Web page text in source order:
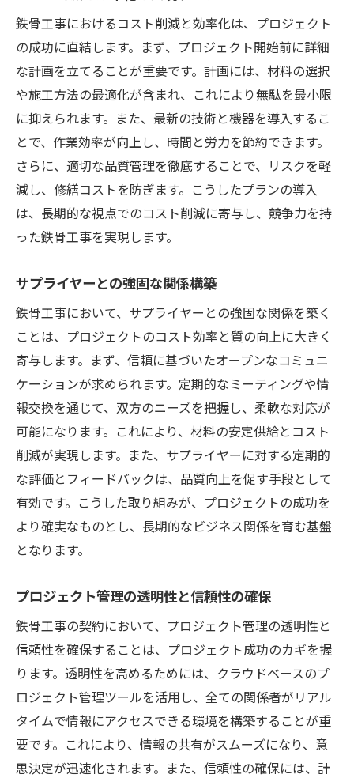
鉄骨工事におけるコスト削減と効率化は、プロジェクト
の成功に直結します。まず、プロジェクト開始前に詳細
な計画を立てることが重要です。計画には、材料の選択
や施工方法の最適化が含まれ、これにより無駄を最小限
に抑えられます。また、最新の技術と機器を導入するこ
とで、作業効率が向上し、時間と労力を節約できます。
さらに、適切な品質管理を徹底することで、リスクを軽
減し、修繕コストを防ぎます。こうしたプランの導入
は、長期的な視点でのコスト削減に寄与し、競争力を持
った鉄骨工事を実現します。
サプライヤーとの強固な関係構築
鉄骨工事において、サプライヤーとの強固な関係を築く
ことは、プロジェクトのコスト効率と質の向上に大きく
寄与します。まず、信頼に基づいたオープンなコミュニ
ケーションが求められます。定期的なミーティングや情
報交換を通じて、双方のニーズを把握し、柔軟な対応が
可能になります。これにより、材料の安定供給とコスト
削減が実現します。また、サプライヤーに対する定期的
な評価とフィードバックは、品質向上を促す手段として
有効です。こうした取り組みが、プロジェクトの成功を
より確実なものとし、長期的なビジネス関係を育む基盤
となります。
プロジェクト管理の透明性と信頼性の確保
鉄骨工事の契約において、プロジェクト管理の透明性と
信頼性を確保することは、プロジェクト成功のカギを握
ります。透明性を高めるためには、クラウドベースのプ
ロジェクト管理ツールを活用し、全ての関係者がリアル
タイムで情報にアクセスできる環境を構築することが重
要です。これにより、情報の共有がスムーズになり、意
思決定が迅速化されます。また、信頼性の確保には、計